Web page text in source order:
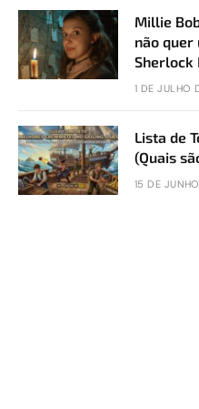
Millie
não quer
Sherlock
1 DE JULHO
Lista de
(Quais
15 DE